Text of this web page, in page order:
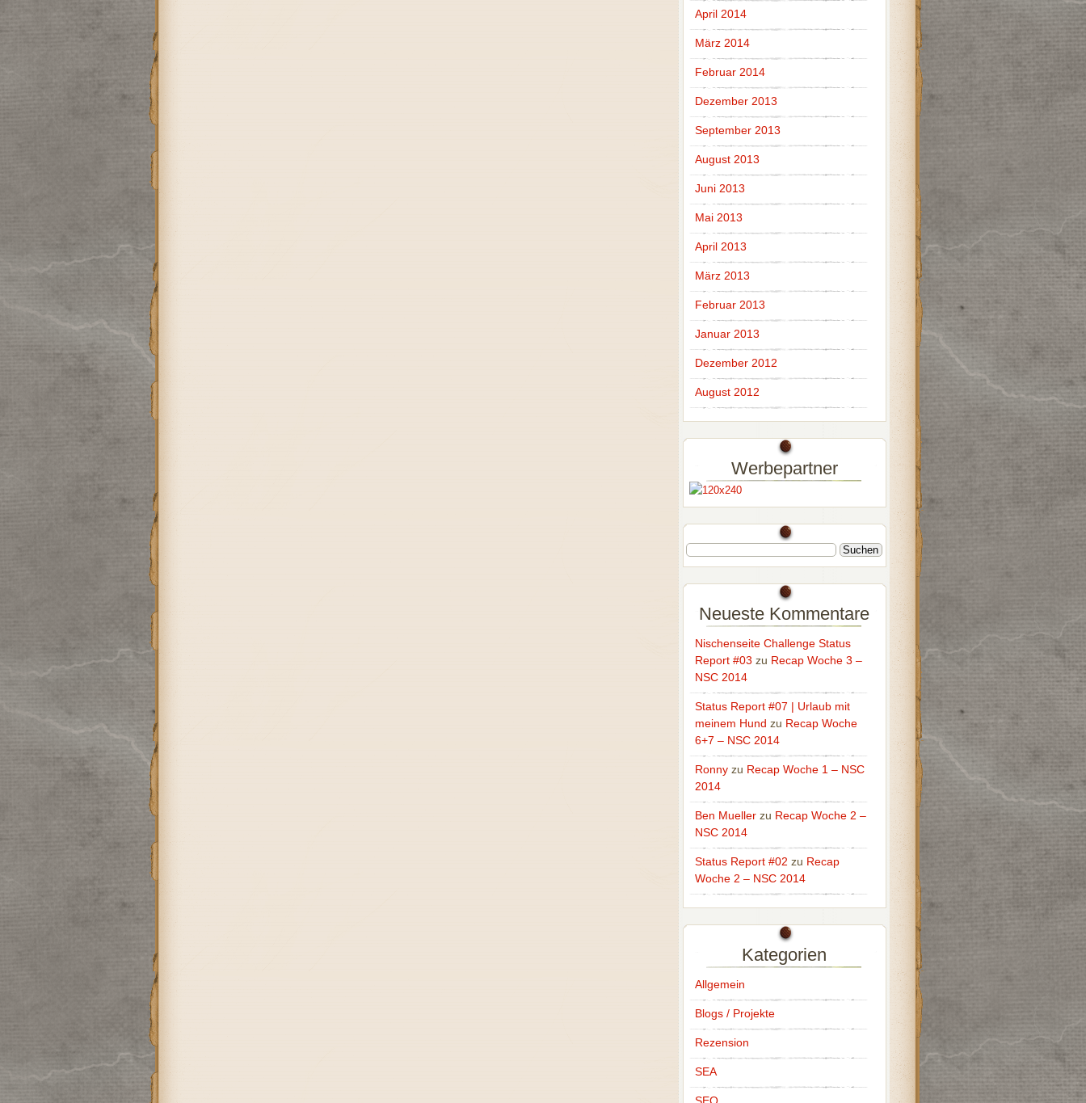
April 2014
März 2014
Februar 2014
Dezember 2013
September 2013
August 2013
Juni 2013
Mai 2013
April 2013
März 2013
Februar 2013
Januar 2013
Dezember 2012
August 2012
Werbepartner
Neueste Kommentare
Nischenseite Challenge Status
Report #03 zu Recap Woche 3 –
NSC 2014
Status Report #07 | Urlaub mit
meinem Hund zu Recap Woche
6+7 – NSC 2014
Ronnyzu Recap Woche 1 – NSC
2014
Ben Muellerzu Recap Woche 2 –
NSC 2014
Status Report #02 zu Recap
Woche 2 – NSC 2014
Kategorien
Allgemein
Blogs / Projekte
Rezension
SEA